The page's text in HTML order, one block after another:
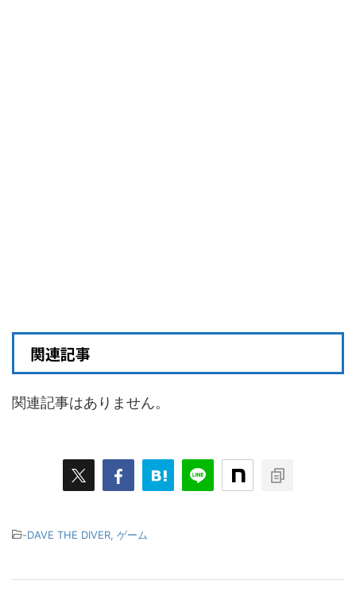
関連記事
関連記事はありません。
-DAVE THE DIVER, ゲーム